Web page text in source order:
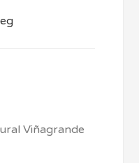
Viñagrande